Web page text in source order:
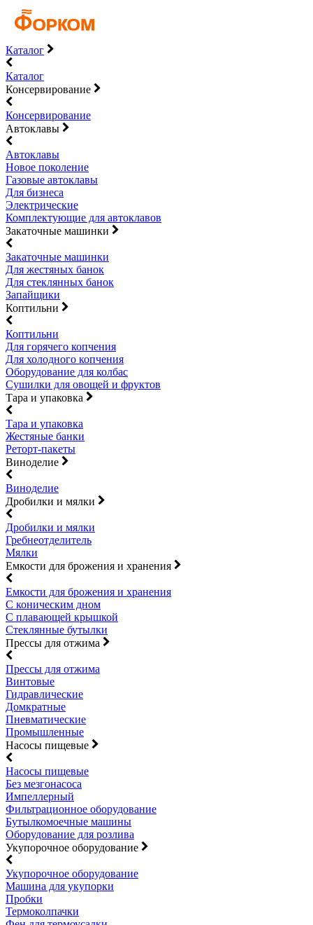
Каталог
Каталог
Консервирование
Консервирование
Автоклавы
Автоклавы
Новое поколение
Газовые автоклавы
Для бизнеса
Электрические
Комплектующие для автоклавов
Закаточные машинки
Закаточные машинки
Для жестяных банок
Для стеклянных банок
Запайщики
Коптильни
Коптильни
Для горячего копчения
Для холодного копчения
Оборудование для колбас
Сушилки для овощей и фруктов
Тара и упаковка
Тара и упаковка
Жестяные банки
Реторт-пакеты
Виноделие
Виноделие
Дробилки и мялки
Дробилки и мялки
Гребнеотделитель
Мялки
Емкости для брожения и хранения
Емкости для брожения и хранения
С коническим дном
С плавающей крышкой
Стеклянные бутылки
Прессы для отжима
Прессы для отжима
Винтовые
Гидравлические
Домкратные
Пневматические
Промышленные
Насосы пищевые
Насосы пищевые
Без мезгонасоса
Импеллерный
Фильтрационное оборудование
Бутылкомоечные машины
Оборудование для розлива
Укупорочное оборудование
Укупорочное оборудование
Машина для укупорки
Пробки
Термоколпачки